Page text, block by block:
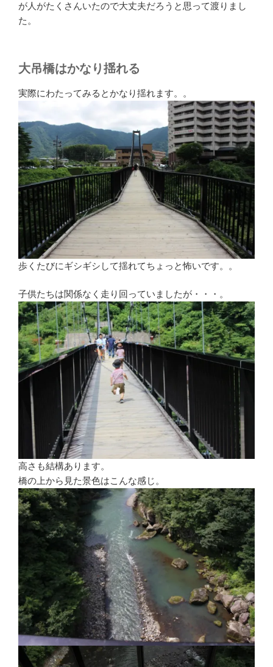
が人がたくさんいたので大丈夫だろうと思って渡りまし
た。
大吊橋はかなり揺れる
実際にわたってみるとかなり揺れます。。
歩くたびにギシギシして揺れてちょっと怖いです。。
子供たちは関係なく走り回っていましたが・・・。
高さも結構あります。
橋の上から見た景色はこんな感じ。